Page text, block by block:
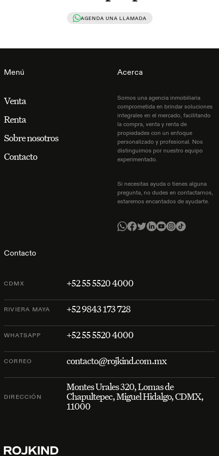
AGENDA UNA LLAMADA
Menú
Venta
Renta
Sobre nosotros
Contacto
Contacto
CDMX +52 55 5520 4000
RIVIERA MAYA +52 9843 173 728
WHATSAPP +52 55 5520 4000
CORREO contacto@rojkind.com.mx
DIRECCIÓN
Montes Urales 320, Lomas de
Chapultepec, Miguel Hidalgo, CDMX,
11000
Acerca
Somos una agencia inmobiliaria
comprometida en brindar soluciones
integrales en el mercado, facilitando
la compra, venta y renta de
propiedades con un enfoque
personalizado y profesional. Nos
distinguimos por nuestro equipo
experimentado.
Si necesitas ayuda o tienes alguna
pregunta, no dudes en contactarnos,
estaremos encantados de ayudarte.